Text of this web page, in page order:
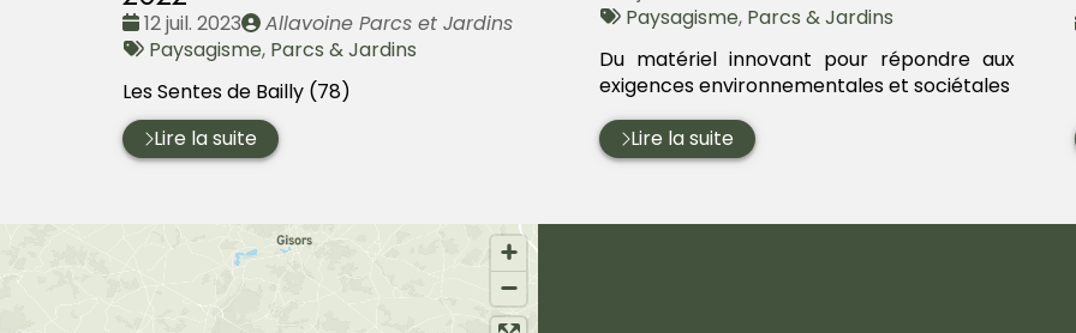
Date
:
12 juil. 2023
Publié
par
Allavoine Parcs et Jardins
Tags
Paysagisme, Parcs & Jardins
Les Sentes de Bailly (78)
Lire la suite
:
par
Tags
Paysagisme, Parcs & Jardins
Du matériel innovant pour répondre aux
exigences environnementales et sociétales
Lire la suite